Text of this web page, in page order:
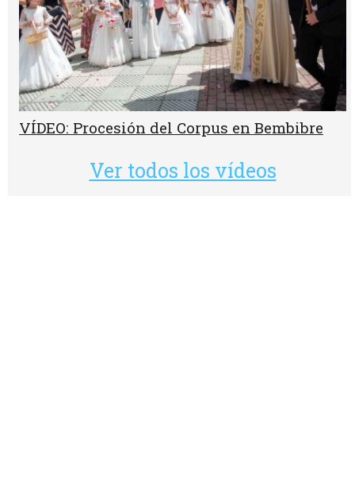
VÍDEO: Procesión del Corpus en Bembibre
Ver todos los vídeos